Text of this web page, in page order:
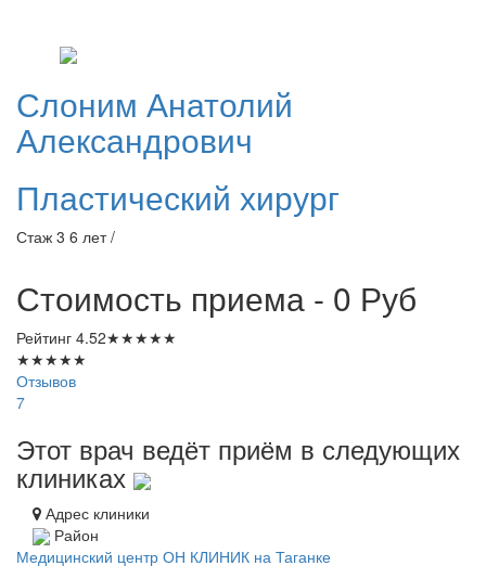
Слоним Анатолий
Александрович
Пластический хирург
Стаж 3 6 лет /
Стоимость приема - 0 Руб
Рейтинг 4.52★★★★★
★★★★★
Отзывов
7
Этот врач ведёт приём в следующих
клиниках
Адрес клиники
Район
Медицинский центр ОН КЛИНИК на Таганке